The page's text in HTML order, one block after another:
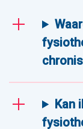
Kan